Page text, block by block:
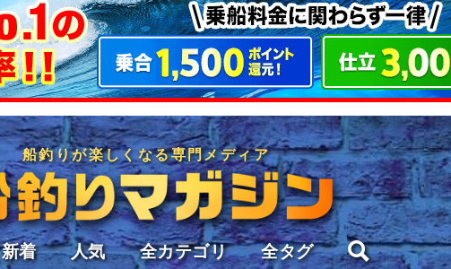
船釣りが楽しくなる専門メディア
新着 人気 全カテゴリ 全タグ